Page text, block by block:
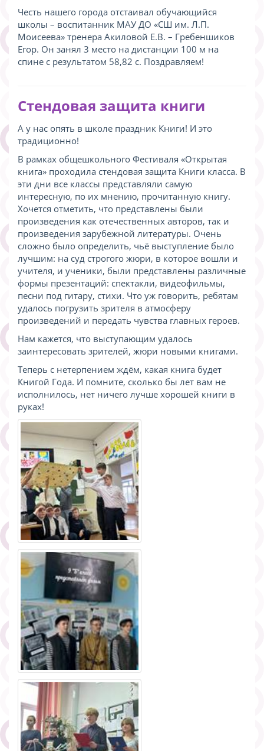
Честь нашего города отстаивал обучающийся
школы – воспитанник МАУ ДО «СШ им. Л.П.
Моисеева» тренера Акиловой Е.В. – Гребеншиков
Егор. Он занял 3 место на дистанции 100 м на
спине с результатом 58,82 с. Поздравляем!
Стендовая защита книги
А у нас опять в школе праздник Книги! И это
традиционно!
В рамках общешкольного Фестиваля «Открытая
книга» проходила стендовая защита Книги класса. В
эти дни все классы представляли самую
интересную, по их мнению, прочитанную книгу.
Хочется отметить, что представлены были
произведения как отечественных авторов, так и
произведения зарубежной литературы. Очень
сложно было определить, чьё выступление было
лучшим: на суд строгого жюри, в которое вошли и
учителя, и ученики, были представлены различные
формы презентаций: спектакли, видеофильмы,
песни под гитару, стихи. Что уж говорить, ребятам
удалось погрузить зрителя в атмосферу
произведений и передать чувства главных героев.
Нам кажется, что выступающим удалось
заинтересовать зрителей, жюри новыми книгами.
Теперь с нетерпением ждём, какая книга будет
Книгой Года. И помните, сколько бы лет вам не
исполнилось, нет ничего лучше хорошей книги в
руках!